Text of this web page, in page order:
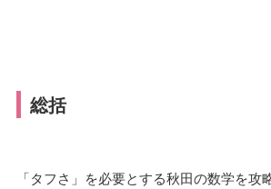
総括
「タフさ」を必要とする秋田の数学を攻